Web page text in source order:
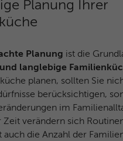
Planung Ihrer
Planung ist die
langlebige
planen, sollten Sie
berücksichtigen,
im
Zeit verändern sich
auch die Anzahl der